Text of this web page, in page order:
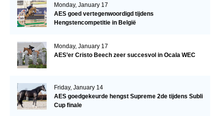
Monday, January 17
AES goed vertegenwoordigd tijdens
Hengstencompetitie in België
Monday, January 17
AES’er Cristo Beech zeer succesvol in Ocala WEC
Friday, January 14
AES goedgekeurde hengst Supreme 2de tijdens Subli
Cup finale